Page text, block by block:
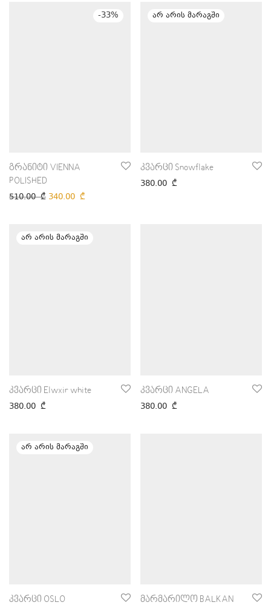
-33%
გრანიტი VIENNA
POLISHED
510.00₾ 340.00 ₾
კვარცი Snowflake
380.00 ₾
კვარცი Elwxir white
380.00 ₾
კვარცი ANGELA
380.00 ₾
კვარცი OSLO
მარმარილო BALKAN